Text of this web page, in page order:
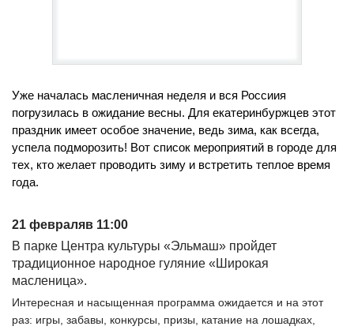
Уже началась масленичная неделя и вся Россиия
погрузилась в ожидание весны. Для екатеринбуржцев этот
праздник имеет особое значение, ведь зима, как всегда,
успела подморозить! Вот список мероприятий в городе для
тех, кто желает проводить зиму и встретить теплое время
года.
21 февраляв 11:00
В парке Центра культуры «Эльмаш» пройдет
традиционное народное гуляние «Широкая
масленица».
Интересная и насыщенная программа ожидается и на этот
раз: игры, забавы, конкурсы, призы, катание на лошадках,